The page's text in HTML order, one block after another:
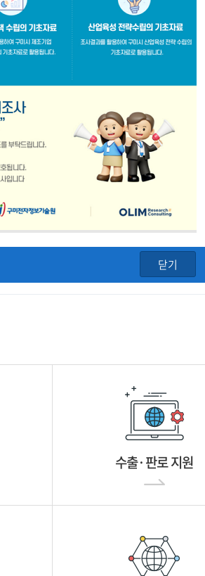
닫기
자금 융자지원 안내
해소 지원사업 모집공고
수출·판로 지원